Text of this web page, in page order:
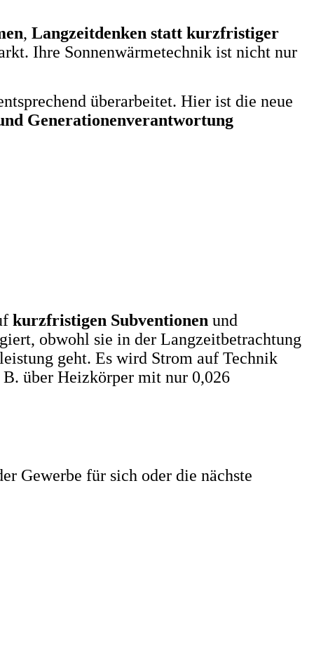
, Langzeitdenken statt kurzfristiger
Ihre Sonnenwärmetechnik ist nicht nur
überarbeitet. Hier ist die neue
Generationenverantwortung
kurzfristigen Subventionen und
obwohl sie in der Langzeitbetrachtung
geht. Es wird Strom auf Technik
über Heizkörper mit nur 0,026
Gewerbe für sich oder die nächste